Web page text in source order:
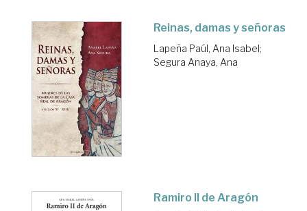
Reinas, damas y señoras
Lapeña Paúl, Ana Isabel;
Segura Anaya, Ana
Ramiro II de Aragón